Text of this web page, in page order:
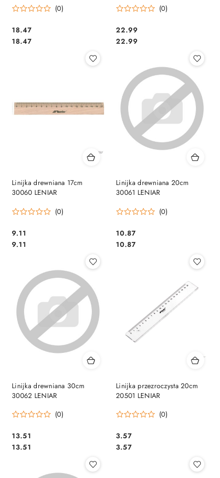
(0)
Cena:
18.47
Cena:
18.47
(0)
Cena:
22.99
Cena:
22.99
Linijka drewniana 17cm
30060 LENIAR
(0)
Cena:
9.11
Cena:
9.11
Linijka drewniana 20cm
30061 LENIAR
(0)
Cena:
10.87
Cena:
10.87
Linijka drewniana 30cm
30062 LENIAR
(0)
Cena:
13.51
Cena:
13.51
Linijka przezroczysta 20cm
20501 LENIAR
(0)
Cena:
3.57
Cena:
3.57